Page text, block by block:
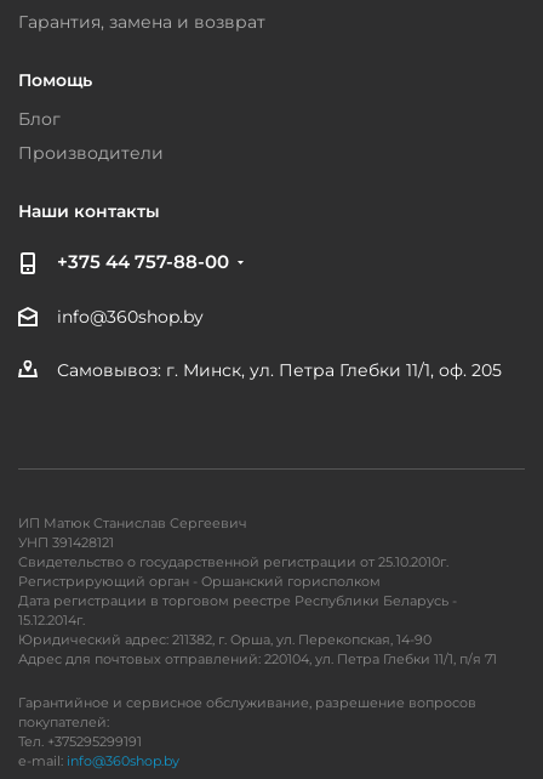
Гарантия, замена и возврат
Помощь
Блог
Производители
Наши контакты
+375 44 757-88-00
info@360shop.by
Самовывоз: г. Минск, ул. Петра Глебки 11/1, оф. 205
ИП Матюк Станислав Сергеевич
УНП 391428121
Свидетельство о государственной регистрации от 25.10.2010г.
Регистрирующий орган - Оршанский горисполком
Дата регистрации в торговом реестре Республики Беларусь -
15.12.2014г.
Юридический адрес: 211382, г. Орша, ул. Перекопская, 14-90
Адрес для почтовых отправлений: 220104, ул. Петра Глебки 11/1, п/я 71
Гарантийное и сервисное обслуживание, разрешение вопросов
покупателей:
Тел. +375295299191
e-mail: info@360shop.by